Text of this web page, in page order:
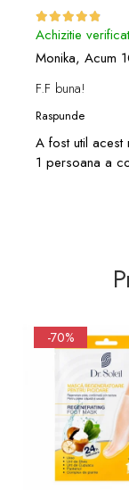
Achizitie
Monika, Acum
F.F buna!
Raspunde
A fost util acest
1 persoana a
-70%